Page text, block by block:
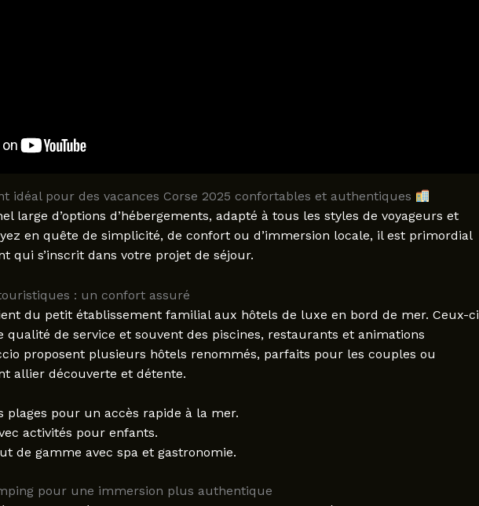
idéal pour des vacances Corse 2025 confortables et authentiques
large d’options d’hébergements, adapté à tous les styles de voyageurs et
en quête de simplicité, de confort ou d’immersion locale, il est primordial
qui s’inscrit dans votre projet de séjour.
: un confort assuré
du petit établissement familial aux hôtels de luxe en bord de mer. Ceux-ci
qualité de service et souvent des piscines, restaurants et animations
proposent plusieurs hôtels renommés, parfaits pour les couples ou
allier découverte et détente.
plages pour un accès rapide à la mer.
activités pour enfants.
de gamme avec spa et gastronomie.
pour une immersion plus authentique